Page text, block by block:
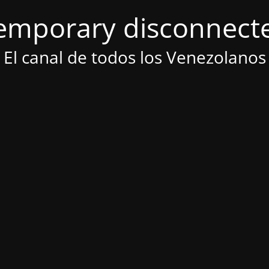
El canal de todos los Venezolanos